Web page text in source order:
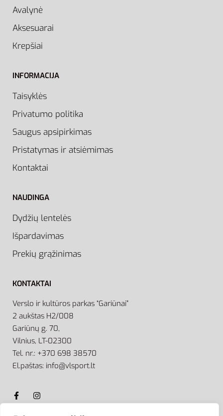
Avalynė
Aksesuarai
Krepšiai
INFORMACIJA
Taisyklės
Privatumo politika
Saugus apsipirkimas
Pristatymas ir atsiėmimas
Kontaktai
NAUDINGA
Dydžių lentelės
Išpardavimas
Prekių grąžinimas
KONTAKTAI
Verslo ir kultūros parkas “Gariūnai”
2 aukštas H2/008
Gariūnų g. 70,
Vilnius, LT-02300
Tel. nr.: +370 698 38570
El.paštas: info@vlsport.lt